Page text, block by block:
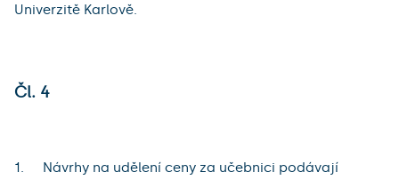
Univerzitě Karlově.
Čl. 4
Návrhy na udělení ceny za učebnici podávají